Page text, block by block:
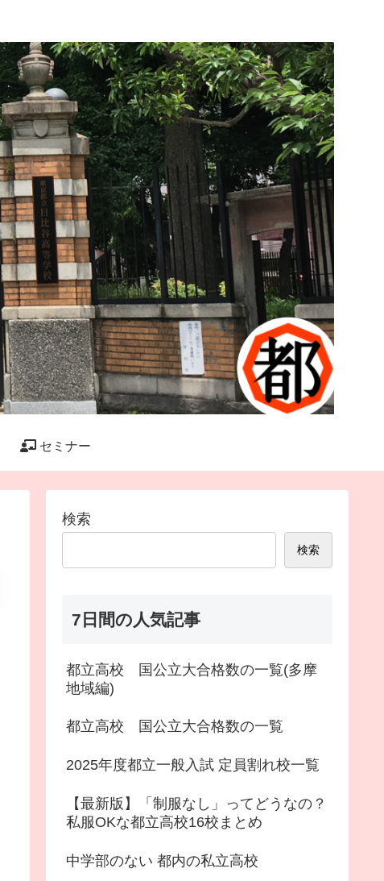
セミナー
検索
検索
7日間の人気記事
都立高校 国公立大合格数の一覧(多摩
地域編)
都立高校 国公立大合格数の一覧
2025年度都立一般入試 定員割れ校一覧
【最新版】「制服なし」ってどうなの？
私服OKな都立高校16校まとめ
中学部のない 都内の私立高校